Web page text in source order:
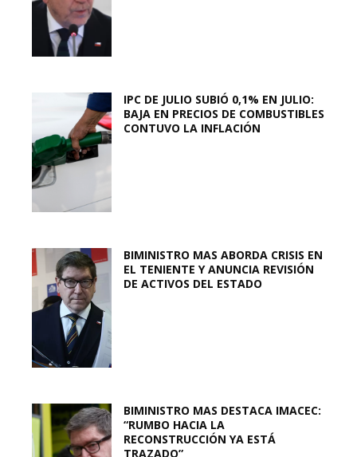
IPC DE JULIO SUBIÓ 0,1% EN JULIO:
BAJA EN PRECIOS DE COMBUSTIBLES
CONTUVO LA INFLACIÓN
BIMINISTRO MAS ABORDA CRISIS EN
EL TENIENTE Y ANUNCIA REVISIÓN
DE ACTIVOS DEL ESTADO
BIMINISTRO MAS DESTACA IMACEC:
“RUMBO HACIA LA
RECONSTRUCCIÓN YA ESTÁ
TRAZADO”